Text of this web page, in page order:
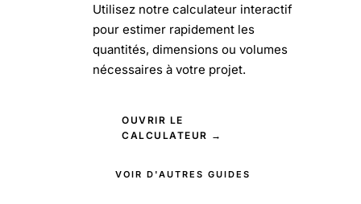
Utilisez notre calculateur interactif
pour estimer rapidement les
quantités, dimensions ou volumes
nécessaires à votre projet.
OUVRIR LE
CALCULATEUR →
VOIR D'AUTRES GUIDES